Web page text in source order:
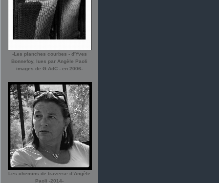
-Les planches courbes - d'Yves
Bonnefoy, lues par Angèle Paoli
images de G.AdC - en 2006-
Les chemins de traverse d’Angèle
Paoli -2014-